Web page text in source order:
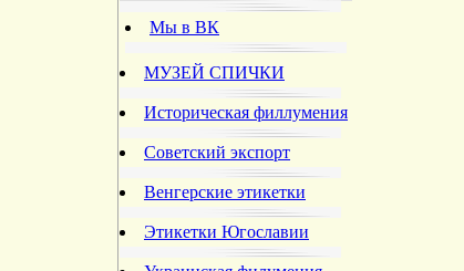
Мы в ВК
МУЗЕЙ СПИЧКИ
Историческая филлумения
Советский экспорт
Венгерские этикетки
Этикетки Югославии